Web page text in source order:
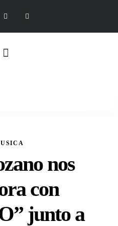
nos
con
junto a